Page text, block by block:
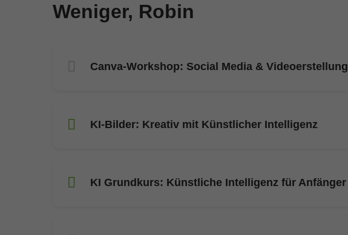
Weniger, Robin
Canva-Workshop: Social Media & Videoerstellung
KI-Bilder: Kreativ mit Künstlicher Intelligenz
KI Grundkurs: Künstliche Intelligenz für Anfänger